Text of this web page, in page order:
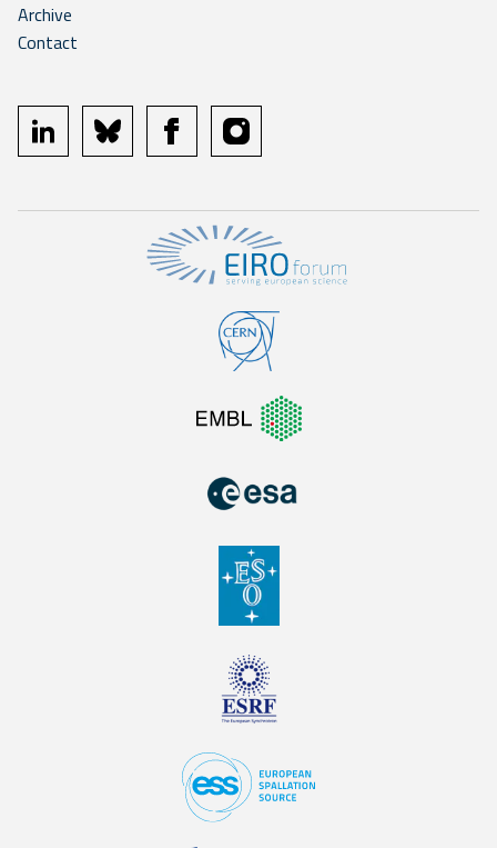
Archive
Contact
linkedin bluesky facebookinstagram